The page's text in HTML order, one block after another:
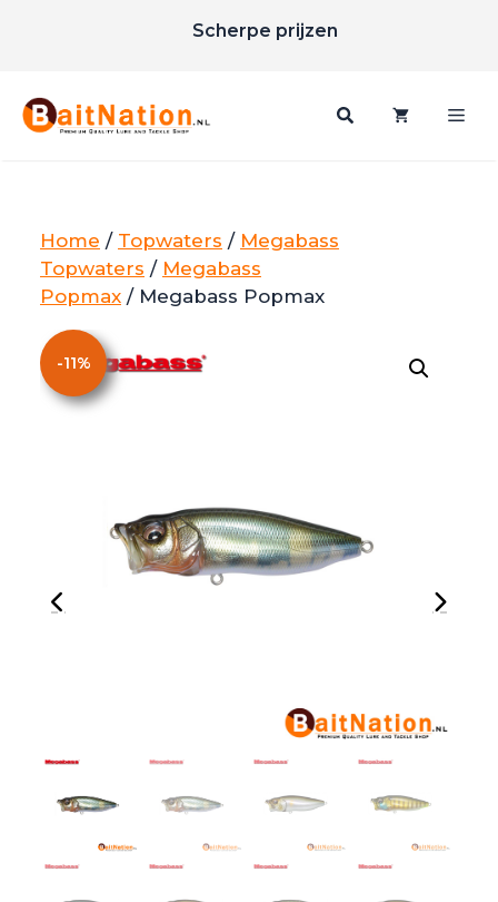
inhoud
Scherpe prijzen
Gratis verzending vanaf €85
Home / Topwaters / Megabass
Topwaters / Megabass
Popmax / Megabass Popmax
-11%